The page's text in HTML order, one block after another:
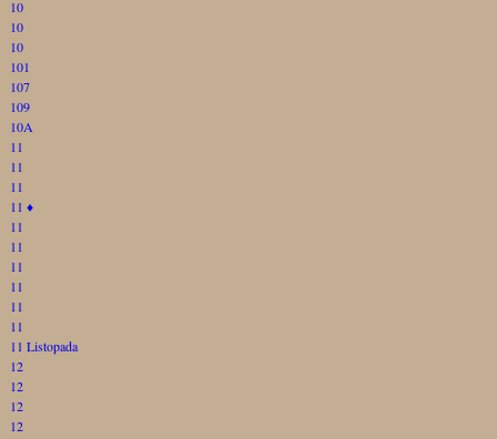
10
10
10
101
107
109
10A
11
11
11
11 ♦
11
11
11
11
11
11
11 Listopada
12
12
12
12